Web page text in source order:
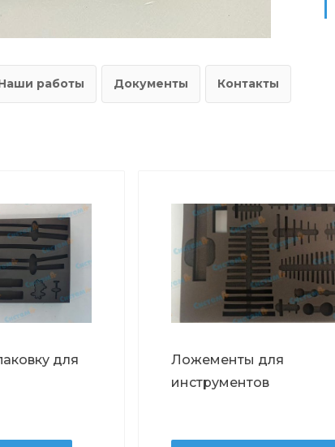
работы Документы Контакты
для
Ложементы для
инструментов